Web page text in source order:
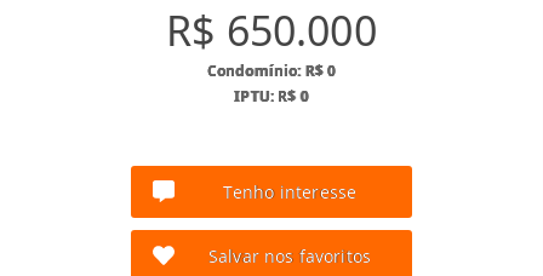
R$ 650.000
Condomínio: R$ 0
IPTU: R$ 0
Tenho interesse
Salvar nos favoritos